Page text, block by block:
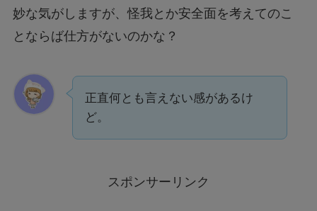
妙な気がしますが、怪我とか安全面を考えてのこ
とならば仕方がないのかな？
正直何とも言えない感があるけ
ど。
スポンサーリンク